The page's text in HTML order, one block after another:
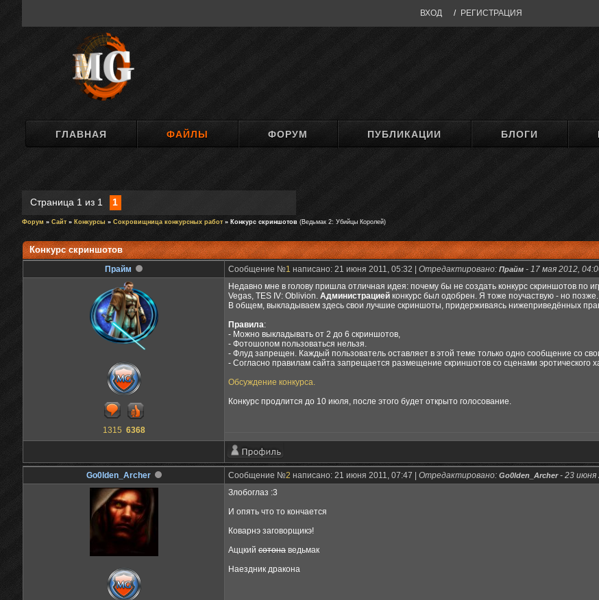
ВХОД / РЕГИСТРАЦИЯ
ГЛАВНАЯ ФАЙЛЫ ФОРУМ ПУБЛИКАЦИИ БЛОГИ
Страница 1 из 1 1
Форум » Сайт» Конкурсы » Сокровищница конкурсных работ» Конкурс скриншотов (Ведьмак 2: Убийцы Королей)
Конкурс скриншотов
Прайм Сообщение №1 написано: 21 июня 2011, 05:32 | Отредактировано: Прайм - 17 мая 2012,
1315 6368
Недавно мне в голову пришла отличная идея: почему бы не создать конкурс скриншотов по
Vegas, TES IV: Oblivion. Администрацией конкурс был одобрен. Я тоже поучаствую - но позже.
В общем, выкладываем здесь свои лучшие скриншоты, придерживаясь нижеприведённых
Правила:
- Можно выкладывать от 2 до 6 скриншотов,
- Фотошопом пользоваться нельзя.
- Флуд запрещен. Каждый пользователь оставляет в этой теме только одно сообщение со
- Согласно правилам сайта запрещается размещение скриншотов со сценами эротического
Обсуждение конкурса.
Конкурс продлится до 10 июля, после этого будет открыто голосование.
Go0lden_Archer Сообщение №2 написано: 21 июня 2011, 07:47 | Отредактировано: Go0lden_Archer- 23 июня
Злобоглаз :3
И опять что то кончается
Коварнэ заговорщикэ!
Аццкий сотона ведьмак
Наездник дракона